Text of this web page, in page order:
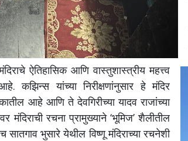
ऐतिहासिक आणि वास्तुशास्त्रीय महत्त्व
कझिन्स यांच्या निरीक्षणांनुसार हे मंदिर
आहे आणि ते देवगिरीच्या यादव राजांच्या
मंदिराची रचना प्रामुख्याने ‘भूमिज’ शैलीतील
भुसारे येथील विष्णू मंदिराच्या रचनेशी